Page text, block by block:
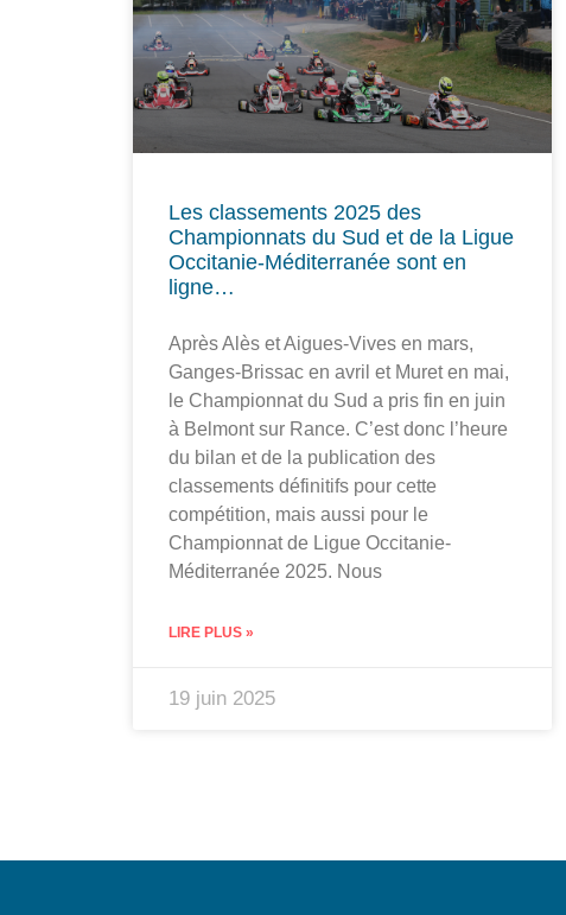
Les classements 2025 des
Championnats du Sud et de la Ligue
Occitanie-Méditerranée sont en
ligne…
Après Alès et Aigues-Vives en mars,
Ganges-Brissac en avril et Muret en mai,
le Championnat du Sud a pris fin en juin
à Belmont sur Rance. C’est donc l’heure
du bilan et de la publication des
classements définitifs pour cette
compétition, mais aussi pour le
Championnat de Ligue Occitanie-
Méditerranée 2025. Nous
LIRE PLUS »
19 juin 2025